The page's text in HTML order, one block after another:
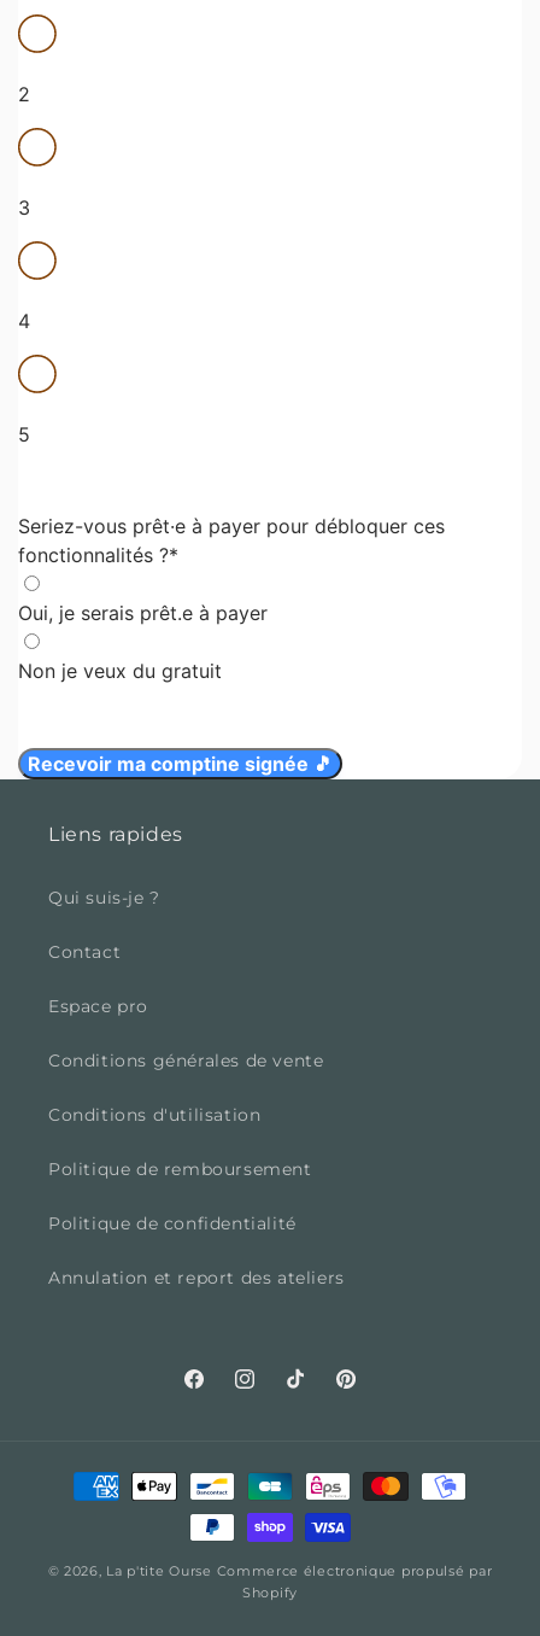
Liens rapides
Qui suis-je ?
Contact
Espace pro
Conditions générales de vente
Conditions d'utilisation
Politique de remboursement
Politique de confidentialité
Annulation et report des ateliers
FacebookInstagramTikTokPinterest
Moyens
© 2026, La p'tite Ourse Commerce électronique propulsé par
Shopify